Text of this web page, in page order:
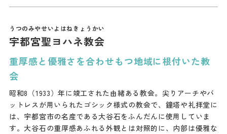
宇都宮聖ヨハネ教会
重厚感と優雅さを合わせもつ地域に根付いた教
会
昭和8（1933）年に竣工された由緒ある教会。尖りアーチやバ
ットレスが用いられたゴシック様式の教会で、鐘塔や礼拝堂に
は、宇都宮市の名産である大谷石をふんだんに使用していま
す。大谷石の重厚感あふれる外観とは対照的に、内部は優雅な